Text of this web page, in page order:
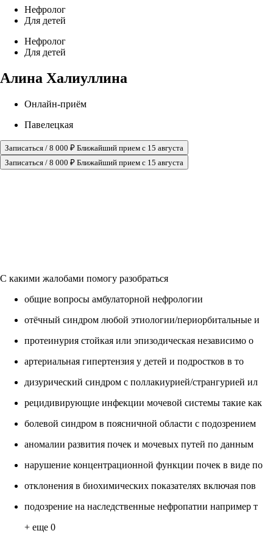
Нефролог
Для детей
Нефролог
Для детей
Алина Халиуллина
Онлайн-приём
Павелецкая
Записаться / 8 000 ₽ Ближайший прием с 15 августа
Записаться / 8 000 ₽ Ближайший прием с 15 августа
С какими жалобами помогу разобраться
общие вопросы амбулаторной нефрологии
отёчный синдром любой этиологии/периорбитальные и
протеинурия стойкая или эпизодическая независимо о
артериальная гипертензия у детей и подростков в то
дизурический синдром с поллакиурией/странгурией ил
рецидивирующие инфекции мочевой системы такие как
болевой синдром в поясничной области с подозрением
аномалии развития почек и мочевых путей по данным
нарушение концентрационной функции почек в виде по
отклонения в биохимических показателях включая пов
подозрение на наследственные нефропатии например т
+ еще 0